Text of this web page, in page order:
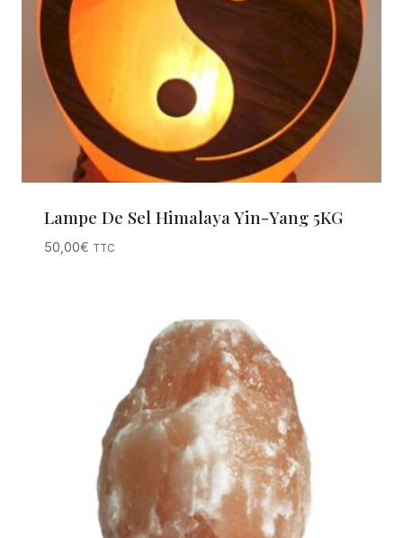
Lampe De Sel Himalaya Yin-Yang 5KG
50,00€ TTC